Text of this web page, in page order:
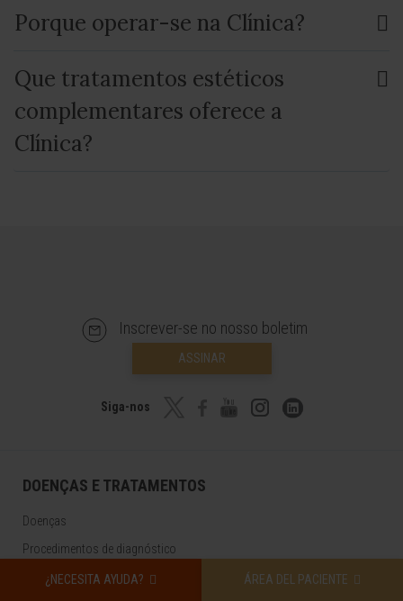
Porque operar-se na Clínica?
Que tratamentos estéticos
complementares oferece a
Clínica?
¿NECESITA AYUDA? ÁREA DEL PACIENTE
Inscrever-se no nosso boletim
ASSINAR
Siga-nos
DOENÇAS E TRATAMENTOS
Doenças
Procedimentos de diagnóstico
Tratamentos